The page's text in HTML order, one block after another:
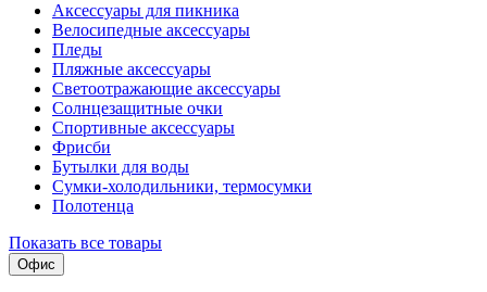
Аксессуары для пикника
Велосипедные аксессуары
Пледы
Пляжные аксессуары
Светоотражающие аксессуары
Солнцезащитные очки
Спортивные аксессуары
Фрисби
Бутылки для воды
Сумки-холодильники, термосумки
Полотенца
Показать все товары
Офис